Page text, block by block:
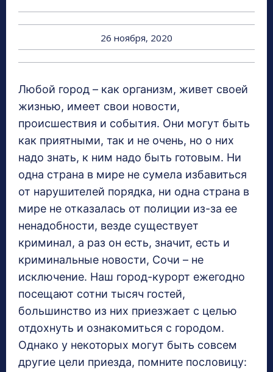
26 ноября, 2020
Любой город – как организм, живет своей
жизнью, имеет свои новости,
происшествия и события. Они могут быть
как приятными, так и не очень, но о них
надо знать, к ним надо быть готовым. Ни
одна страна в мире не сумела избавиться
от нарушителей порядка, ни одна страна в
мире не отказалась от полиции из-за ее
ненадобности, везде существует
криминал, а раз он есть, значит, есть и
криминальные новости, Сочи – не
исключение. Наш город-курорт ежегодно
посещают сотни тысяч гостей,
большинство из них приезжает с целью
отдохнуть и ознакомиться с городом.
Однако у некоторых могут быть совсем
другие цели приезда, помните пословицу: